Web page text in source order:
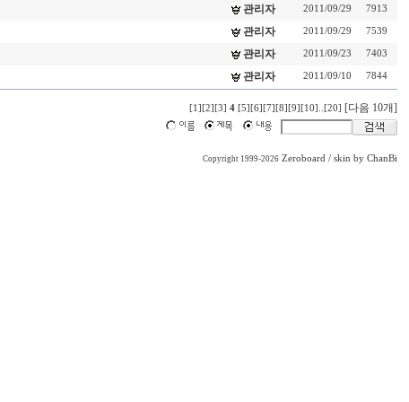
관리자 2011/09/29 7913
관리자 2011/09/29 7539
관리자 2011/09/23 7403
관리자 2011/09/10 7844
[1] [2] [3] 4 [5] [6] [7] [8] [9] [10] [20] [다음 10개]
Copyright 1999-2026 Zeroboard / skin by ChanBi